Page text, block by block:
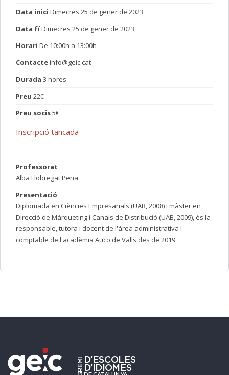
Data inici Dimecres 25 de gener de 2023
Data fíDimecres 25 de gener de 2023
Horari De 10:00h a 13:00h
Contacteinfo@geic.cat
Durada 3 hores
Preu 22€
Preu socis5€
Inscripció tancada
Professorat
Alba Llobregat Peña
Presentació
Diplomada en Ciències Empresarials (UAB, 2008) i màster en
Direcció de Màrqueting i Canals de Distribució (UAB, 2009), és la
responsable, tutora i docent de l'àrea administrativa i
comptable de l'acadèmia Auco de Valls des de 2019.